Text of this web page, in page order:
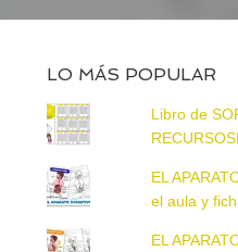
LO MÁS POPULAR
Libro de
EL
el aula y
EL